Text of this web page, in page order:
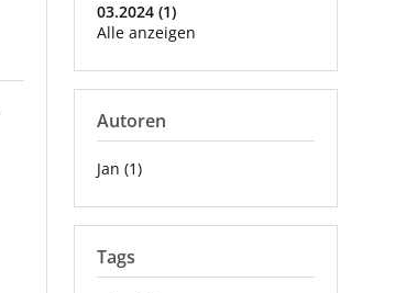
03.2024 (1)
Alle anzeigen
Autoren
Jan (1)
Tags